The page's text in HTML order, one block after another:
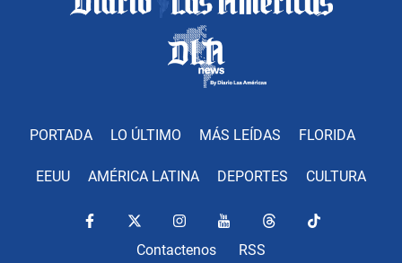
PORTADA LO ÚLTIMO MÁS LEÍDAS FLORIDA
EEUU AMÉRICA LATINA DEPORTES CULTURA
Contactenos RSS